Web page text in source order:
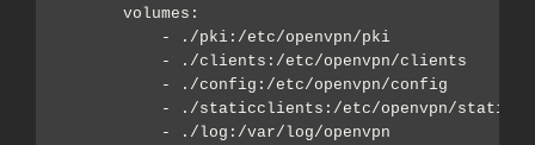
       volumes:
           - ./pki:/etc/openvpn/pki
           - ./clients:/etc/openvpn/clients
           - ./config:/etc/openvpn/config
- ./staticclients:/etc/openvpn/
           - ./log:/var/log/openvpn